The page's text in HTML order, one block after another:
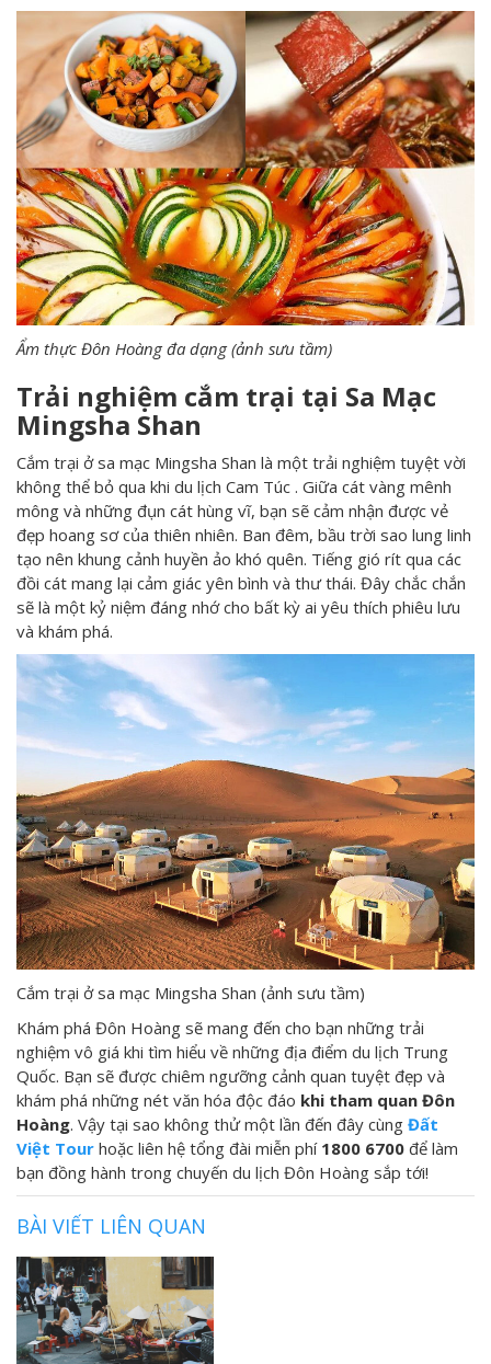
Ẩm thực Đôn Hoàng đa dạng (ảnh sưu tầm)
Trải nghiệm cắm trại tại Sa Mạc
Mingsha Shan
Cắm trại ở sa mạc Mingsha Shan là một trải nghiệm tuyệt vời
không thể bỏ qua khi du lịch Cam Túc . Giữa cát vàng mênh
mông và những đụn cát hùng vĩ, bạn sẽ cảm nhận được vẻ
đẹp hoang sơ của thiên nhiên. Ban đêm, bầu trời sao lung linh
tạo nên khung cảnh huyền ảo khó quên. Tiếng gió rít qua các
đồi cát mang lại cảm giác yên bình và thư thái. Đây chắc chắn
sẽ là một kỷ niệm đáng nhớ cho bất kỳ ai yêu thích phiêu lưu
và khám phá.
Cắm trại ở sa mạc Mingsha Shan (ảnh sưu tầm)
Khám phá Đôn Hoàng sẽ mang đến cho bạn những trải
nghiệm vô giá khi tìm hiểu về những địa điểm du lịch Trung
Quốc. Bạn sẽ được chiêm ngưỡng cảnh quan tuyệt đẹp và
khám phá những nét văn hóa độc đáo khi tham quan Đôn
Hoàng. Vậy tại sao không thử một lần đến đây cùng Đất
Việt Tour hoặc liên hệ tổng đài miễn phí 1800 6700 để làm
bạn đồng hành trong chuyến du lịch Đôn Hoàng sắp tới!
BÀI VIẾT LIÊN QUAN